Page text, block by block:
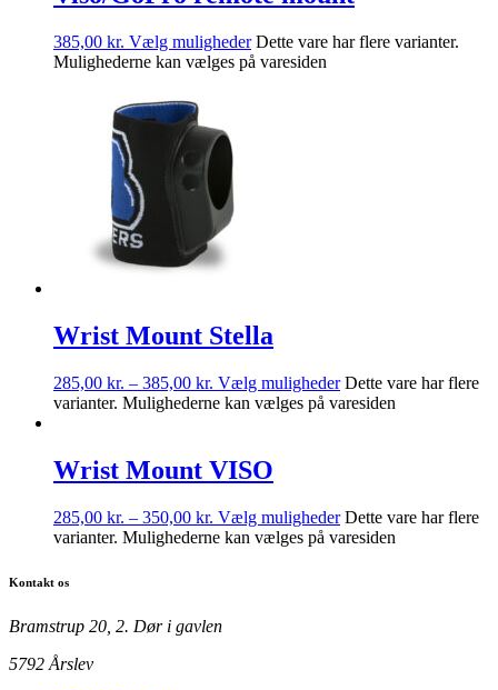
385,00 kr. Vælg muligheder Dette vare har flere varianter.
Mulighederne kan vælges på varesiden
Wrist Mount Stella
285,00 kr. – 385,00 kr. Vælg muligheder Dette vare har flere
varianter. Mulighederne kan vælges på varesiden
Wrist Mount VISO
285,00 kr. – 350,00 kr. Vælg muligheder Dette vare har flere
varianter. Mulighederne kan vælges på varesiden
Kontakt os
Bramstrup 20, 2. Dør i gavlen
5792 Årslev